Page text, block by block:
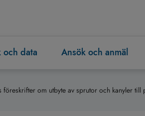
och data Ansök och anmäl
föreskrifter om utbyte av sprutor och kanyler